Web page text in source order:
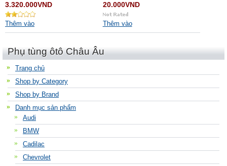
3.320.000VND
Thêm vào
20.000VND
Thêm vào
Phụ tùng ôtô Châu Âu
Trang chủ
Shop by Category
Shop by Brand
Danh mục sản phẩm
Audi
BMW
Cadilac
Chevrolet